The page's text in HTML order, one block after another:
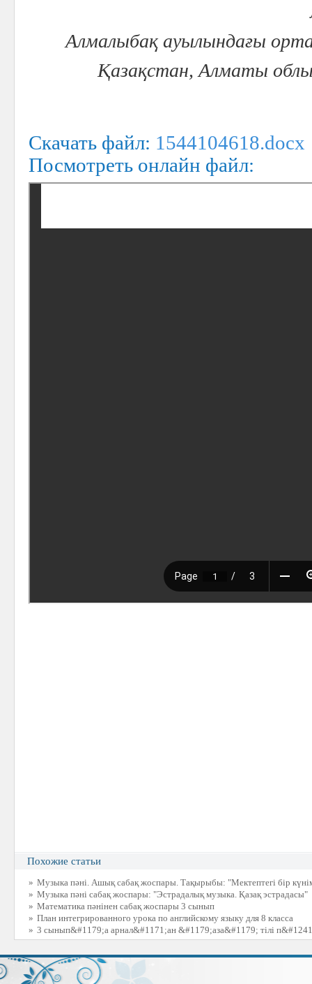
Алмалыбақ ауылындағы
Қазақстан, Алматы
Скачать файл: 1544104618.docx
Посмотреть онлайн файл:
Похожие статьи
» Музыка пәні. Ашық сабақ жоспары. Тақырыбы: "Мектептегі бір
» Музыка пәні сабақ жоспары: "Эстрадалық музыка. Қазақ эстрадасы"
» Математика пәнінен сабақ жоспары 3 сынып
» План интегрированного урока по английскому языку для 8 класса
» 3 сынып&#1179;а арнал&#1171;ан &#1179;аза&#1179; тілі